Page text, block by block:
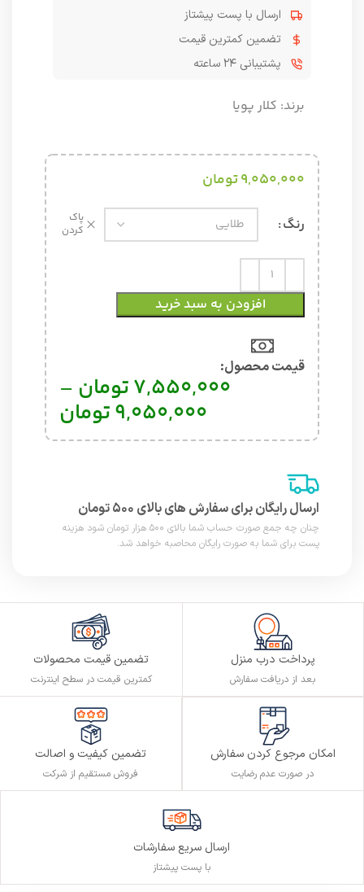
ارسال با پست پیشتاز
تضمین کمترین قیمت
پشتیبانی ۲۴ ساعته
برند: کلار پویا
9,050,000تومان
رنگ
پاک
کردن
افزودن به سبد خرید
قیمت محصول:​
7,550,000تومان –
9,050,000تومان
ارسال رایگان برای سفارش های بالای ۵۰۰ تومان
چنان چه جمع صورت حساب شما بالای ۵۰۰ هزار تومان شود هزینه
پست برای شما به صورت رایگان محاصبه خواهد شد.
پرداخت درب منزل
بعد از دریافت سفارش
تضمین قیمت محصولات
کمترین قیمت در سطح اینترنت
امکان مرجوع کردن سفارش
در صورت عدم رضایت
تضمین کیفیت و اصالت
فروش مستقیم از شرکت
ارسال سریع سفارشات
با پست پیشتاز